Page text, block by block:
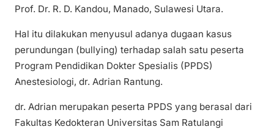
Prof. Dr. R. D. Kandou, Manado, Sulawesi Utara.
Hal itu dilakukan menyusul adanya dugaan kasus
perundungan (bullying) terhadap salah satu peserta
Program Pendidikan Dokter Spesialis (PPDS)
Anestesiologi, dr. Adrian Rantung.
dr. Adrian merupakan peserta PPDS yang berasal dari
Fakultas Kedokteran Universitas Sam Ratulangi